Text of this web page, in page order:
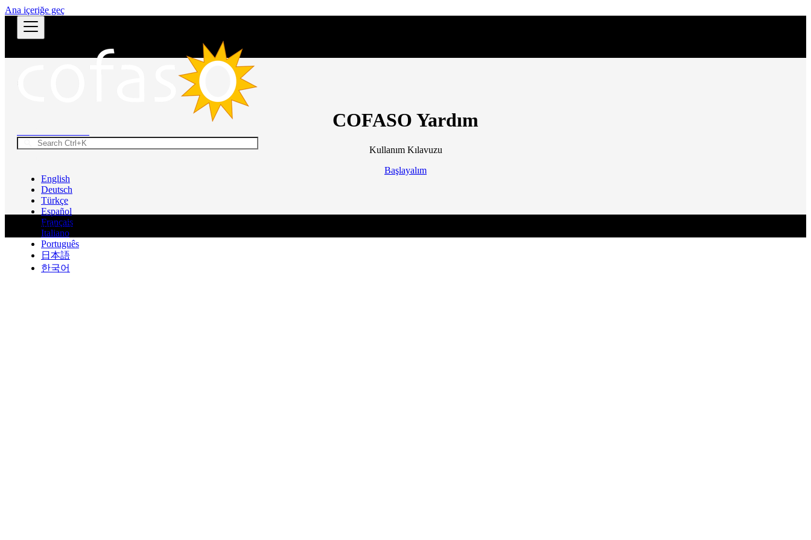
Ana içeriğe geç
English
Deutsch
Türkçe
Español
Français
Italiano
Português
日本語
한국어
COFASO Yardım
Kullanım Kılavuzu
Başlayalım
Copyright © 2026 cofaso Software. Tüm hakları saklıdır.